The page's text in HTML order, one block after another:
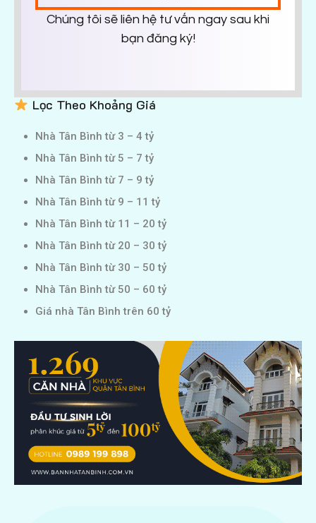
Chúng tôi sẽ liên hệ tư vấn ngay sau khi
bạn đăng ký!
Lọc Theo Khoảng Giá
Nhà Tân Bình từ 3 – 4 tỷ
Nhà Tân Bình từ 5 – 7 tỷ
Nhà Tân Bình từ 7 – 9 tỷ
Nhà Tân Bình từ 9 – 11 tỷ
Nhà Tân Bình từ 11 – 20 tỷ
Nhà Tân Bình từ 20 – 30 tỷ
Nhà Tân Bình từ 30 – 50 tỷ
Nhà Tân Bình từ 50 – 60 tỷ
Giá nhà Tân Bình trên 60 tỷ